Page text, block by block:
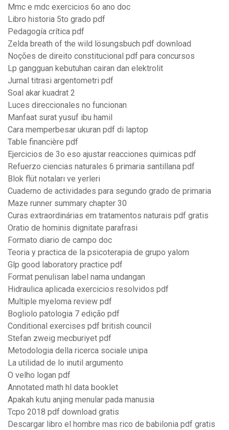
Mmc e mdc exercicios 6o ano doc
Libro historia 5to grado pdf
Pedagogía crítica pdf
Zelda breath of the wild lösungsbuch pdf download
Noções de direito constitucional pdf para concursos
Lp gangguan kebutuhan cairan dan elektrolit
Jurnal titrasi argentometri pdf
Soal akar kuadrat 2
Luces direccionales no funcionan
Manfaat surat yusuf ibu hamil
Cara memperbesar ukuran pdf di laptop
Table financière pdf
Ejercicios de 3o eso ajustar reacciones quimicas pdf
Refuerzo ciencias naturales 6 primaria santillana pdf
Blok flüt notaları ve yerleri
Cuaderno de actividades para segundo grado de primaria
Maze runner summary chapter 30
Curas extraordinárias em tratamentos naturais pdf gratis
Oratio de hominis dignitate parafrasi
Formato diario de campo doc
Teoria y practica de la psicoterapia de grupo yalom
Glp good laboratory practice pdf
Format penulisan label nama undangan
Hidraulica aplicada exercicios resolvidos pdf
Multiple myeloma review pdf
Bogliolo patologia 7 edição pdf
Conditional exercises pdf british council
Stefan zweig mecburiyet pdf
Metodologia della ricerca sociale unipa
La utilidad de lo inutil argumento
O velho logan pdf
Annotated math hl data booklet
Apakah kutu anjing menular pada manusia
Tcpo 2018 pdf download gratis
Descargar libro el hombre mas rico de babilonia pdf gratis